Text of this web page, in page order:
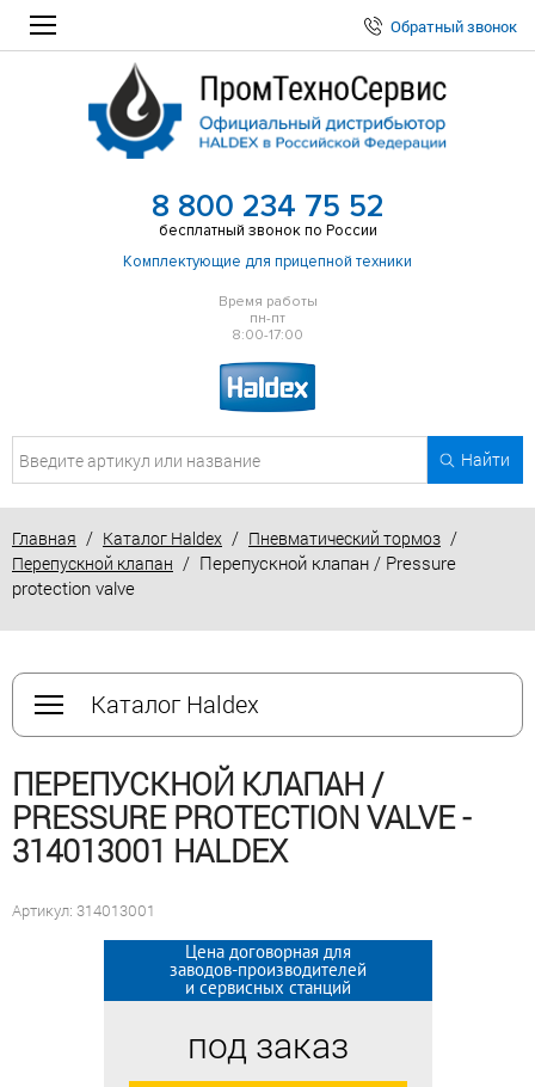
Обратный звонок
8 800 234 75 52
бесплатный звонок по России
Комплектующие для прицепной техники
Время работы
пн-пт
8:00-17:00
Найти
Главная / Каталог Haldex / Пневматический тормоз /
Перепускной клапан / Перепускной клапан / Pressure
protection valve
Каталог Haldex
ПЕРЕПУСКНОЙ КЛАПАН /
PRESSURE PROTECTION VALVE -
314013001 HALDEX
Артикул: 314013001
Цена договорная для
заводов-производителей
и сервисных станций
под заказ
Цена договорная для
заводов-производителей
и сервисных станций
под заказ